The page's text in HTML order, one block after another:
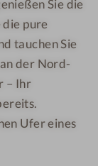
Sie die
pure
tauchen Sie
der Nord-
– Ihr
Ufer eines